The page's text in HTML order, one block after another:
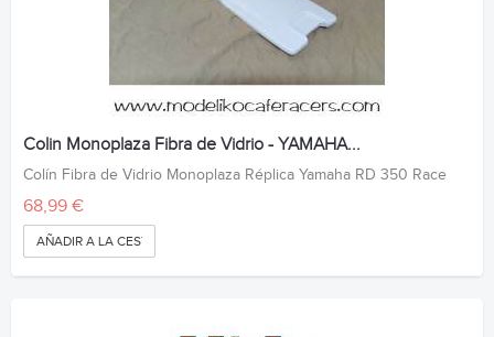
Colin Monoplaza Fibra de Vidrio - YAMAHA...
Colín Fibra de Vidrio Monoplaza Réplica Yamaha RD 350 Race
68,99 €
AÑADIR A LA CESTA